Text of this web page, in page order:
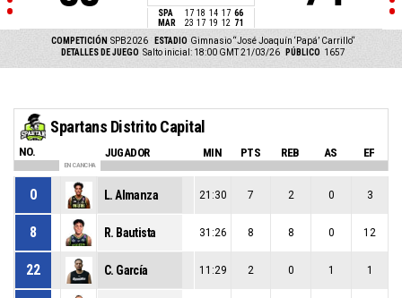
SPA 17 18 14 17 66
MAR
23 17 19 12 71
COMPETICIÓN SPB2026 ESTADIO Gimnasio “José Joaquín ‘Papá’ Carrillo“
DETALLES DE JUEGO Salto inicial: 18:00 GMT 21/03/26 PÚBLICO 1657
Spartans Distrito Capital
NO. JUGADOR MIN PTS REB AS EF
EN CANCHA
0 L. Almanza 21:30 7 2 0 3
8 R. Bautista 31:26 8 8 0 12
22 C. García 11:29 2 0 1 1